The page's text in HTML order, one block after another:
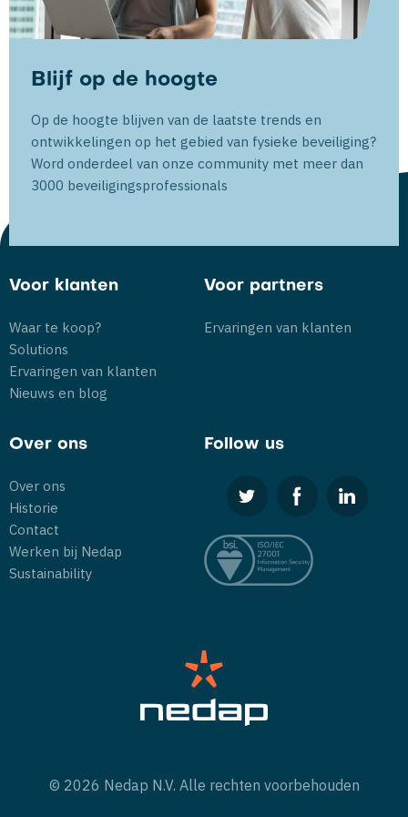
Blijf op de hoogte
Op de hoogte blijven van de laatste trends en
ontwikkelingen op het gebied van fysieke beveiliging?
Word onderdeel van onze community met meer dan
3000 beveiligingsprofessionals
Voor klanten
Waar te koop?
Solutions
Ervaringen van klanten
Nieuws en blog
Voor partners
Ervaringen van klanten
Over ons
Over ons
Historie
Contact
Werken bij Nedap
Sustainability
Follow us
© 2026 Nedap N.V. Alle rechten voorbehouden